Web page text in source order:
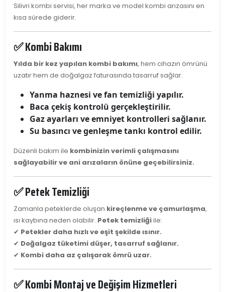
Silivri kombi servisi, her marka ve model kombi arızasını en
kısa sürede giderir.
✅ Kombi Bakımı
Yılda bir kez yapılan kombi bakımı, hem cihazın ömrünü
uzatır hem de doğalgaz faturasında tasarruf sağlar.
Yanma haznesi ve fan temizliği yapılır.
Baca çekiş kontrolü gerçekleştirilir.
Gaz ayarları ve emniyet kontrolleri sağlanır.
Su basıncı ve genleşme tankı kontrol edilir.
Düzenli bakım ile kombinizin verimli çalışmasını
sağlayabilir ve ani arızaların önüne geçebilirsiniz.
✅ Petek Temizliği
Zamanla peteklerde oluşan kireçlenme ve çamurlaşma,
ısı kaybına neden olabilir. Petek temizliğiile:
✔ Petekler daha hızlı ve eşit şekilde ısınır.
✔ Doğalgaz tüketimi düşer, tasarruf sağlanır.
✔ Kombi daha az çalışarak ömrü uzar.
✅ Kombi Montaj ve Değişim Hizmetleri